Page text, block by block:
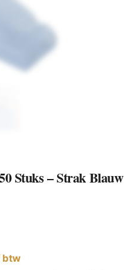
Stuks – Strak Blauw
btw